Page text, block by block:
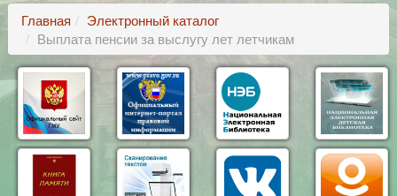
Главная
Электронный каталог
Выплата пенсии за выслугу лет летчикам